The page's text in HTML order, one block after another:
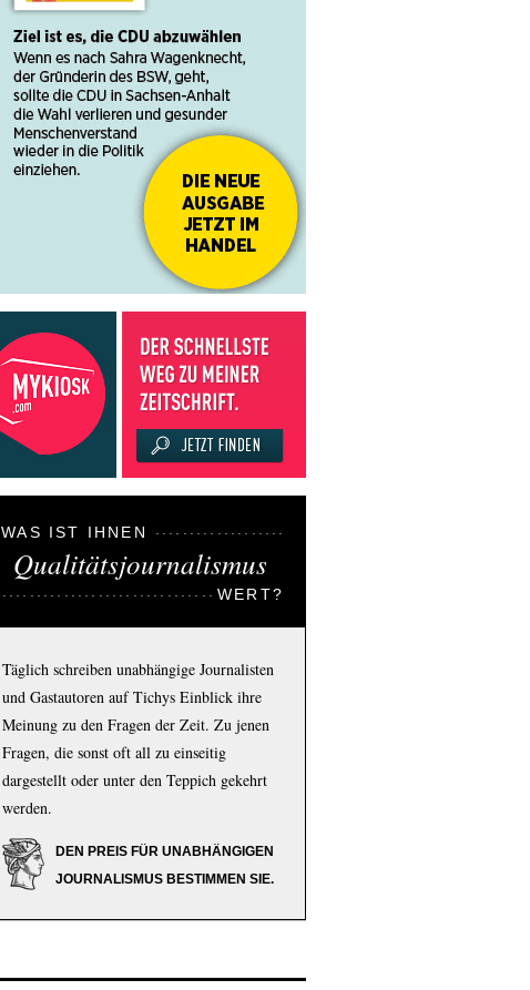
WAS IST IHNEN
Qualitätsjournalismus
WERT?
Täglich schreiben unabhängige Journalisten
und Gastautoren auf Tichys Einblick ihre
Meinung zu den Fragen der Zeit. Zu jenen
Fragen, die sonst oft all zu einseitig
dargestellt oder unter den Teppich gekehrt
werden.
DEN PREIS FÜR UNABHÄNGIGEN
JOURNALISMUS BESTIMMEN SIE.